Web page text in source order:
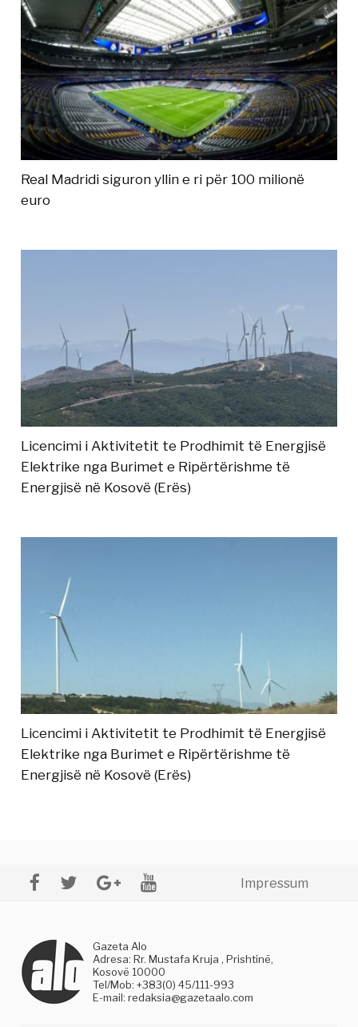
Real Madridi siguron yllin e ri për 100 milionë
euro
Licencimi i Aktivitetit te Prodhimit të Energjisë
Elektrike nga Burimet e Ripërtërishme të
Energjisë në Kosovë (Erës)
Licencimi i Aktivitetit te Prodhimit të Energjisë
Elektrike nga Burimet e Ripërtërishme të
Energjisë në Kosovë (Erës)
Impressum
Gazeta Alo
Adresa: Rr. Mustafa Kruja , Prishtinë,
Kosovë 10000
Tel/Mob: +383(0) 45/111-993
E-mail:redaksia@gazetaalo.com